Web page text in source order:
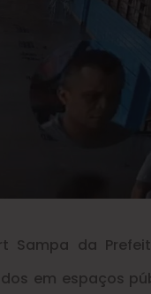
Sampa da
em espaços